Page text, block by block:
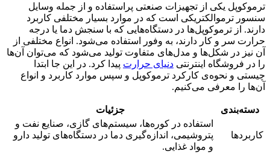
ترموکوپل یکی از تجهیزات صنعتی پراستفاده و از جمله وسایل
سنسور ترموالکتریکی است که در موارد بسیار مختلفی کاربرد
دارند. از ترموکوپل‌ها در دستگاه‌هایی که با سنجش دما یا درجه
حرارت سر و کار دارند، به وفور استفاده می‌شود. انواع مختلفی از
آن نیز در شکل‌ها و مدل‌های متفاوت تولید می‌شود که می‌توان آن‌ها
را در فروشگاه اینترنتی دنیای حرارت پیدا کرد. در این جا ابتدا
چیستی و نحوه‌ی کارکرد ترموکوپل و سپس موارد کاربرد و انواع
آن‌ها را معرفی می‌کنیم.
دسته‌بندی جزئیات
کاربردها
استفاده در کوره‌ها، سیستم‌های گازی، صنایع نفت و
پتروشیمی، اندازه‌گیری دما در دستگاه‌های تولید دارو
و مواد غذایی.